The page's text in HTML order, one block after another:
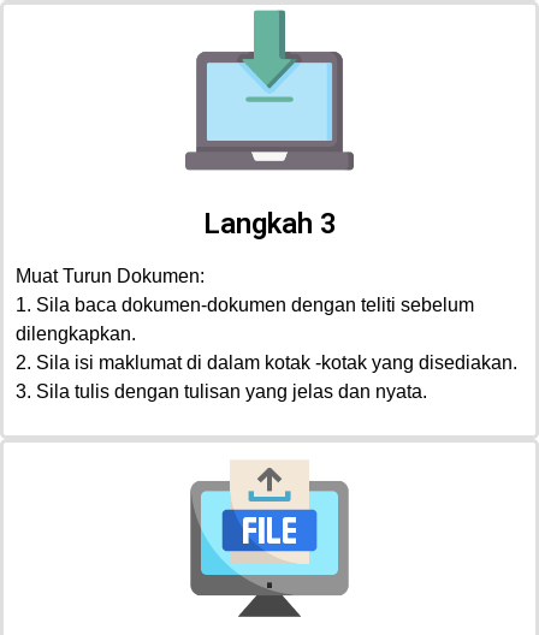
Langkah 3
Muat Turun Dokumen:
1. Sila baca dokumen-dokumen dengan teliti sebelum
dilengkapkan.
2. Sila isi maklumat di dalam kotak -kotak yang disediakan.
3. Sila tulis dengan tulisan yang jelas dan nyata.